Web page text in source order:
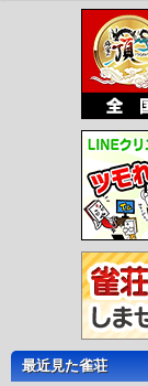
最近見た雀荘